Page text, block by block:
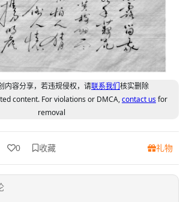
内容分享，若违规侵权，请联系我们核实删除
content. For violations or DMCA,contact usfor
removal
0 收藏 礼物